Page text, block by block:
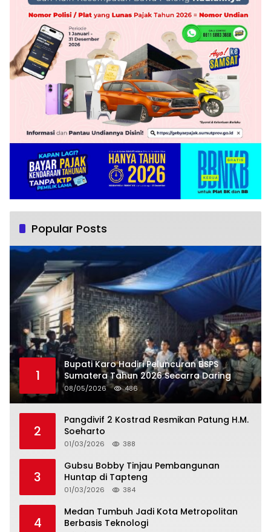
Popular Posts
1
Bupati Karo Hadiri Peluncuran BSPS
Sumatera Tahun 2026 Secarra Daring
08/05/2026 486
2
Pangdivif 2 Kostrad Resmikan Patung H.M.
Soeharto
01/03/2026 388
3
Gubsu Bobby Tinjau Pembangunan
Huntap di Tapteng
01/03/2026 384
4
Medan Tumbuh Jadi Kota Metropolitan
Berbasis Teknologi